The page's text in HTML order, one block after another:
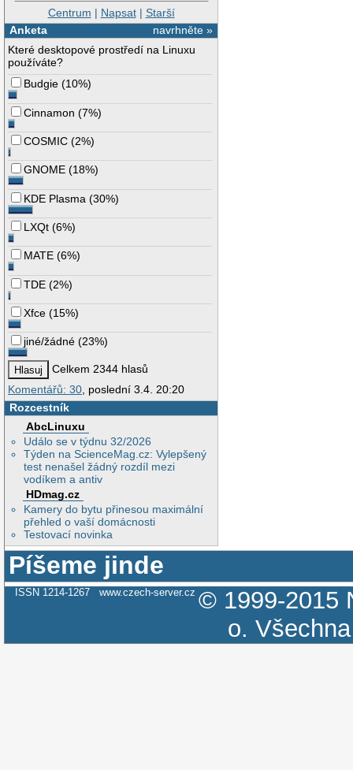
Centrum | Napsat| Starší
navrhněte »
Anketa
Které desktopové prostředí na Linuxu
používáte?
Budgie (10%)
Cinnamon (7%)
COSMIC (2%)
GNOME (18%)
KDE Plasma (30%)
LXQt (6%)
MATE (6%)
TDE (2%)
Xfce (15%)
jiné/žádné (23%)
Celkem 2344 hlasů
Komentářů: 30 , poslední 3.4. 20:20
Rozcestník
AbcLinuxu
Událo se v týdnu 32/2026
Týden na ScienceMag.cz: Vylepšený
test nenašel žádný rozdíl mezi
vodíkem a antiv
HDmag.cz
Kamery do bytu přinesou maximální
přehled o vaší domácnosti
Testovací novinka
Píšeme jinde
ISSN 1214-1267 www.czech-server.cz © 1999-2015
o.